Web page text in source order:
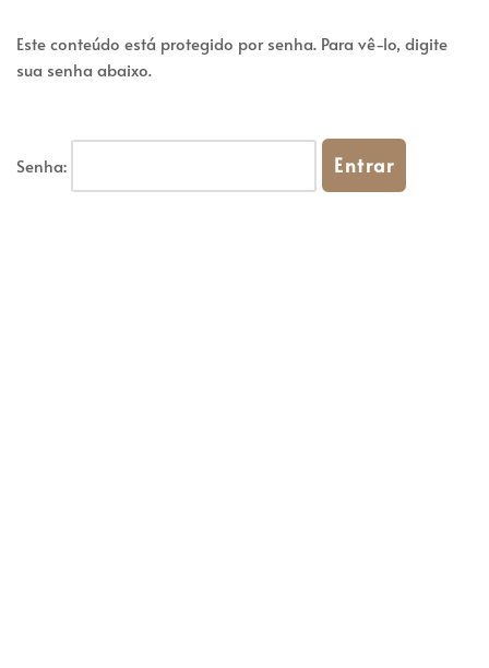
Este conteúdo está protegido por senha. Para vê-lo, digite
sua senha abaixo.
Senha: